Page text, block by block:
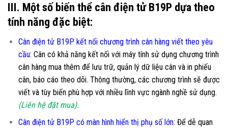
III. Một số biến thể cân điện tử B19P dựa theo
tính năng đặc biệt:
Cân điện tử B19P kết nối chương trình cân hàng viết theo yêu
cầu: Cân có khả năng kết nối với máy tính sử dụng chương trình
cân hàng mua thêm để lưu trữ, quản lý dữ liệu cân và in phiếu
cân, báo cáo theo dõi. Thông thường, các chương trình sẽ được
viết và tùy biến phù hợp với nhiều lĩnh vực ngành nghề sử dụng.
(Liên hệ đặt mua).
Cân điện tử B19P có màn hình hiển thị phụ số lớn: Để dễ quan